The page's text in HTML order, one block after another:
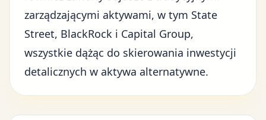
zarządzającymi aktywami, w tym State
Street, BlackRock i Capital Group,
wszystkie dążąc do skierowania inwestycji
detalicznych w aktywa alternatywne.